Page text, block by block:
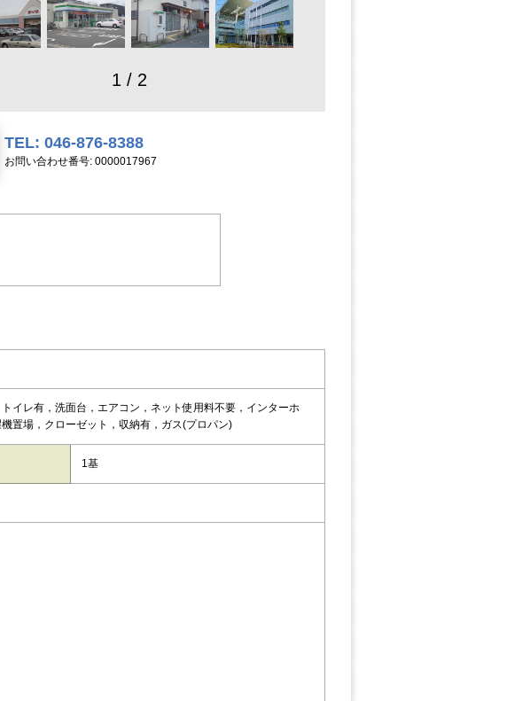
1 / 2
TEL: 046-876-8388
お問い合わせ番号: 0000017967
イレ有，洗面台，エアコン，ネット使用料不要，インターホ
置場，クローゼット，収納有，ガス(プロパン)
1基